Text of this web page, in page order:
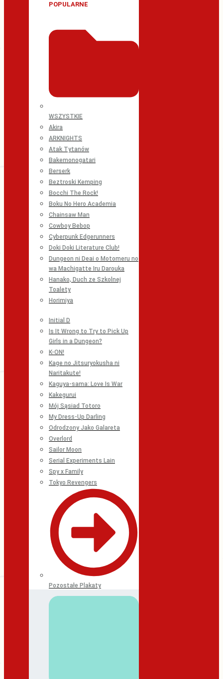
POPULARNE
WSZYSTKIE
Akira
ARKNIGHTS
Atak Tytanów
Bakemonogatari
Berserk
Beztroski Kemping
Bocchi The Rock!
Boku No Hero Academia
Chainsaw Man
Cowboy Bebop
Cyberpunk Edgerunners
Doki Doki Literature Club!
Dungeon ni Deai o Motomeru no
wa Machigatte Iru Darouka
Hanako, Duch ze Szkolnej
Toalety
Horimiya
Initial D
Is It Wrong to Try to Pick Up
Girls in a Dungeon?
K-ON!
Kage no Jitsuryokusha ni
Naritakute!
Kaguya-sama: Love Is War
Kakegurui
Mój Sąsiad Totoro
My Dress-Up Darling
Odrodzony Jako Galareta
Overlord
Sailor Moon
Serial Experiments Lain
Spy x Family
Tokyo Revengers
Pozostałe Plakaty